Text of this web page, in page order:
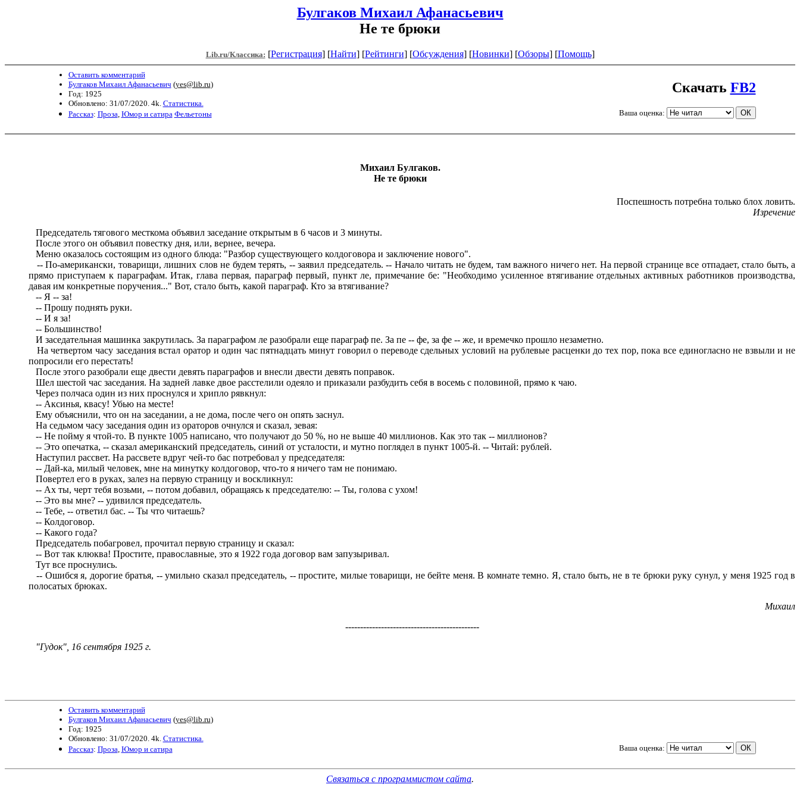
Булгаков Михаил Афанасьевич
Не те брюки
Lib.ru/Классика: [Регистрация] [Найти] [Рейтинги] [Обсуждения] [Новинки] [Обзоры] [Помощь]
Оставить комментарий
Булгаков Михаил Афанасьевич (yes@lib.ru)
Год: 1925
Обновлено: 31/07/2020. 4k. Статистика.
Рассказ: Проза Юмор и сатира Фельетоны
Скачать FB2
Ваша оценка:
Михаил Булгаков.
Не те брюки
Поспешность потребна только блох ловить.
Изречение
Председатель тягового месткома объявил заседание открытым в 6 часов и 3 минуты.
После этого он объявил повестку дня, или, вернее, вечера.
Меню оказалось состоящим из одного блюда: "Разбор существующего колдоговора и заключение нового".
-- По-американски, товарищи, лишних слов не будем терять, -- заявил председатель. -- Начало читать не будем, там важного ничего нет. На первой странице все отпадает, стало быть, а
прямо приступаем к параграфам. Итак, глава первая, параграф первый, пункт ле, примечание бе: "Необходимо усиленное втягивание отдельных активных работников производства,
давая им конкретные поручения..." Вот, стало быть, какой параграф. Кто за втягивание?
-- Я -- за!
-- Прошу поднять руки.
-- И я за!
-- Большинство!
И заседательная машинка закрутилась. За параграфом ле разобрали еще параграф пе. За пе -- фе, за фе -- же, и времечко прошло незаметно.
На четвертом часу заседания встал оратор и один час пятнадцать минут говорил о переводе сдельных условий на рублевые расценки до тех пор, пока все единогласно не взвыли и не
попросили его перестать!
После этого разобрали еще двести девять параграфов и внесли двести девять поправок.
Шел шестой час заседания. На задней лавке двое расстелили одеяло и приказали разбудить себя в восемь с половиной, прямо к чаю.
Через полчаса один из них проснулся и хрипло рявкнул:
-- Аксинья, квасу! Убью на месте!
Ему объяснили, что он на заседании, а не дома, после чего он опять заснул.
На седьмом часу заседания один из ораторов очнулся и сказал, зевая:
-- Не пойму я чтой-то. В пункте 1005 написано, что получают до 50 %, но не выше 40 миллионов. Как это так -- миллионов?
-- Это опечатка, -- сказал американский председатель, синий от усталости, и мутно поглядел в пункт 1005-й. -- Читай: рублей.
Наступил рассвет. На рассвете вдруг чей-то бас потребовал у председателя:
-- Дай-ка, милый человек, мне на минутку колдоговор, что-то я ничего там не понимаю.
Повертел его в руках, залез на первую страницу и воскликнул:
-- Ах ты, черт тебя возьми, -- потом добавил, обращаясь к председателю: -- Ты, голова с ухом!
-- Это вы мне? -- удивился председатель.
-- Тебе, -- ответил бас. -- Ты что читаешь?
-- Колдоговор.
-- Какого года?
Председатель побагровел, прочитал первую страницу и сказал:
-- Вот так клюква! Простите, православные, это я 1922 года договор вам запузыривал.
Тут все проснулись.
-- Ошибся я, дорогие братья, -- умильно сказал председатель, -- простите, милые товарищи, не бейте меня. В комнате темно. Я, стало быть, не в те брюки руку сунул, у меня 1925 год в
полосатых брюках.
Михаил
---------------------------------------------
"Гудок", 16 сентября 1925 г.
Оставить комментарий
Булгаков Михаил Афанасьевич (yes@lib.ru)
Год: 1925
Обновлено: 31/07/2020. 4k. Статистика.
Рассказ: Проза, Юмор и сатира Ваша оценка:
Связаться с программистом сайта.